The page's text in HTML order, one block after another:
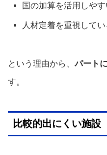
国の加算を活用しやす
人材定着を重視してい
という理由から、パート
す。
比較的出にくい施設